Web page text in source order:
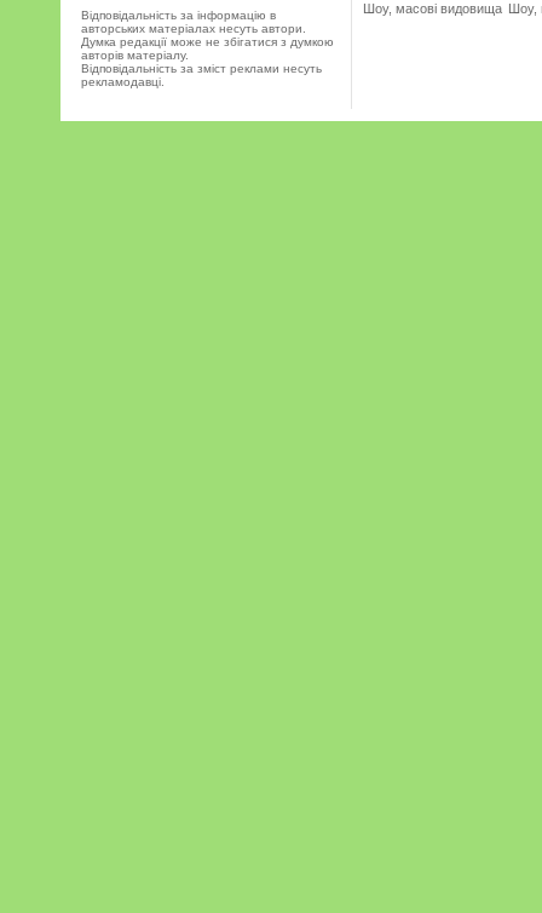
Відповідальність за інформацію в
авторських матеріалах несуть автори.
Думка редакції може не збігатися з думкою
авторів матеріалу.
Відповідальність за зміст реклами несуть
рекламодавці.
Шоу, масові видовища Шоу,